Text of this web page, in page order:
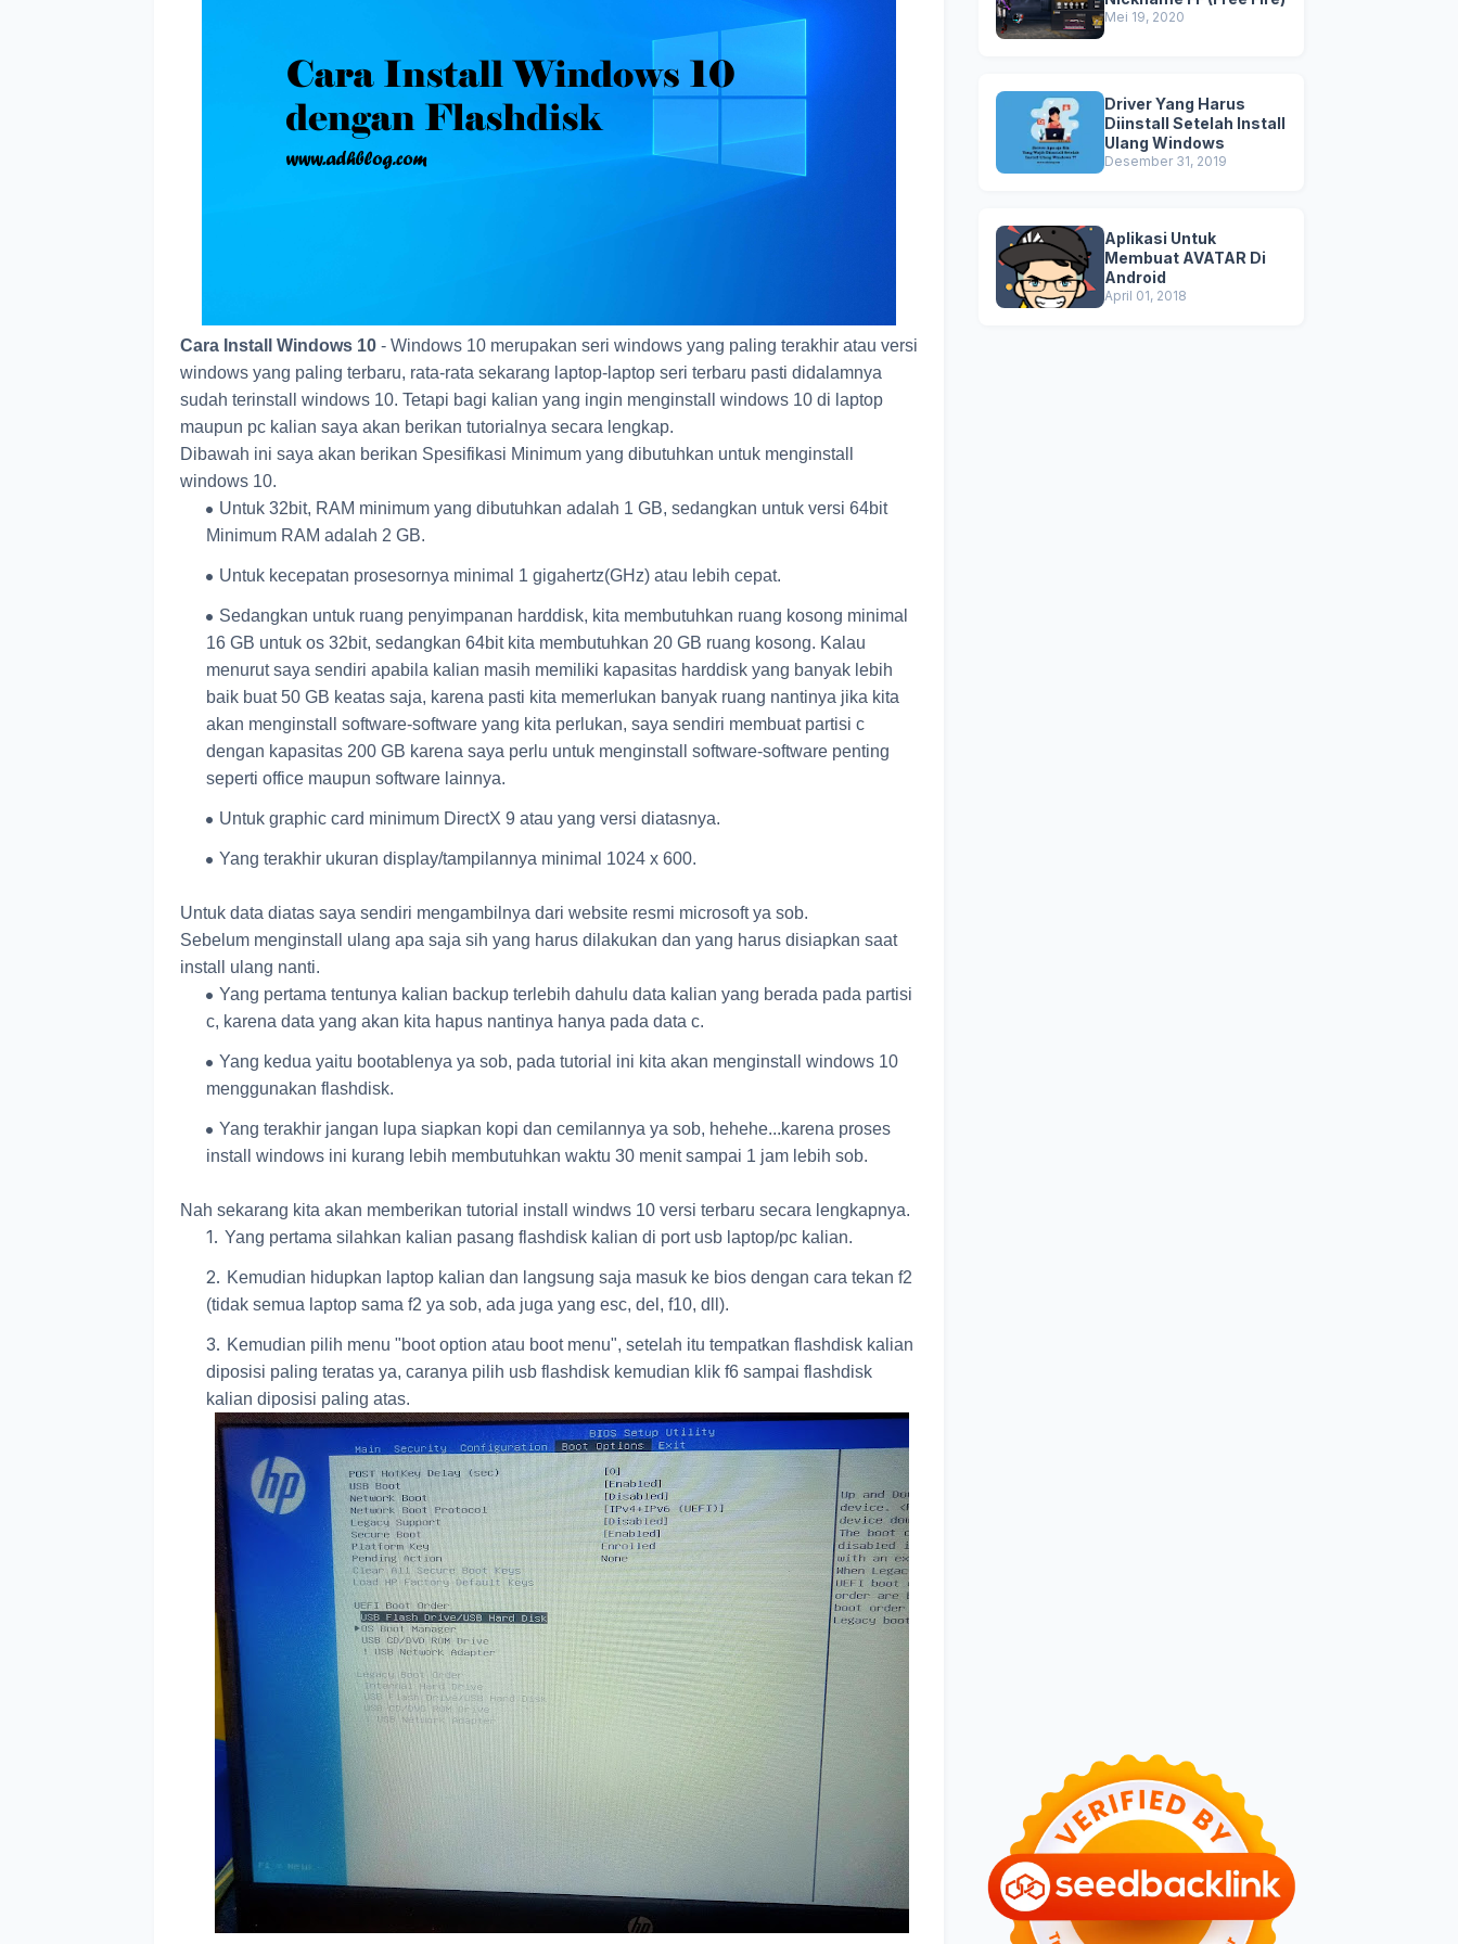
Cara Install Windows 10 - Windows 10 merupakan seri windows yang paling terakhir atau versi
windows yang paling terbaru, rata-rata sekarang laptop-laptop seri terbaru pasti didalamnya
sudah terinstall windows 10. Tetapi bagi kalian yang ingin menginstall windows 10 di laptop
maupun pc kalian saya akan berikan tutorialnya secara lengkap.
Dibawah ini saya akan berikan Spesifikasi Minimum yang dibutuhkan untuk menginstall
windows 10.
Untuk 32bit, RAM minimum yang dibutuhkan adalah 1 GB, sedangkan untuk versi 64bit
Minimum RAM adalah 2 GB.
Untuk kecepatan prosesornya minimal 1 gigahertz(GHz) atau lebih cepat.
Sedangkan untuk ruang penyimpanan harddisk, kita membutuhkan ruang kosong minimal
16 GB untuk os 32bit, sedangkan 64bit kita membutuhkan 20 GB ruang kosong. Kalau
menurut saya sendiri apabila kalian masih memiliki kapasitas harddisk yang banyak lebih
baik buat 50 GB keatas saja, karena pasti kita memerlukan banyak ruang nantinya jika kita
akan menginstall software-software yang kita perlukan, saya sendiri membuat partisi c
dengan kapasitas 200 GB karena saya perlu untuk menginstall software-software penting
seperti office maupun software lainnya.
Untuk graphic card minimum DirectX 9 atau yang versi diatasnya.
Yang terakhir ukuran display/tampilannya minimal 1024 x 600.
Untuk data diatas saya sendiri mengambilnya dari website resmi microsoft ya sob.
Sebelum menginstall ulang apa saja sih yang harus dilakukan dan yang harus disiapkan saat
install ulang nanti.
Yang pertama tentunya kalian backup terlebih dahulu data kalian yang berada pada partisi
c, karena data yang akan kita hapus nantinya hanya pada data c.
Yang kedua yaitu bootablenya ya sob, pada tutorial ini kita akan menginstall windows 10
menggunakan flashdisk.
Yang terakhir jangan lupa siapkan kopi dan cemilannya ya sob, hehehe...karena proses
install windows ini kurang lebih membutuhkan waktu 30 menit sampai 1 jam lebih sob.
Nah sekarang kita akan memberikan tutorial install windws 10 versi terbaru secara lengkapnya.
Yang pertama silahkan kalian pasang flashdisk kalian di port usb laptop/pc kalian.
Kemudian hidupkan laptop kalian dan langsung saja masuk ke bios dengan cara tekan f2
(tidak semua laptop sama f2 ya sob, ada juga yang esc, del, f10, dll).
Kemudian pilih menu "boot option atau boot menu", setelah itu tempatkan flashdisk kalian
diposisi paling teratas ya, caranya pilih usb flashdisk kemudian klik f6 sampai flashdisk
kalian diposisi paling atas.
Mei 19, 2020
Driver Yang Harus
Diinstall Setelah Install
Ulang Windows
Desember 31, 2019
Aplikasi Untuk
Membuat AVATAR Di
Android
April 01, 2018